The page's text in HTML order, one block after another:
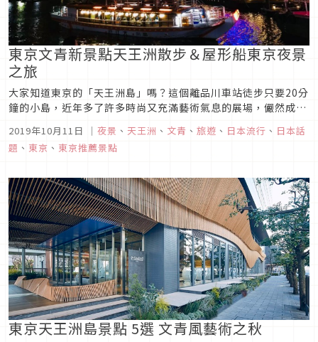
東京文青新景點天王洲散步＆屋形船東京夜景
之旅
大家知道東京的「天王洲島」嗎？這個離品川車站徒步只要20分
鐘的小島，近年多了許多時尚又充滿藝術氣息的展場，儼然成為
東京的文青新景點。除了有各種期間限定的展覽與裝置藝術外，
充滿設計感的選物店、美味的手沖咖啡與麵包店當然也不可少
囉！搭配2020年東京奧運，日本各地方單位都加緊腳步策劃各
2019年10月11日 ｜ 夜景 、 天王洲 、 文青 、 旅遊 、 日本流行 、 日本話
題 、 東京 、 東京推薦景點
東京天王洲島景點 5選 文青風藝術之秋